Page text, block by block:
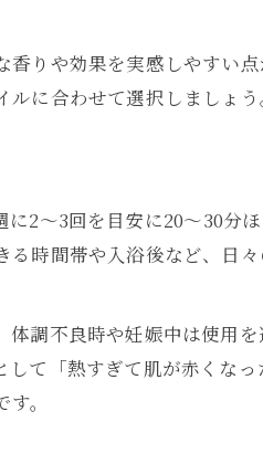
りや効果を実感しやすい
に合わせて選択しましょう
2～3回を目安に20～30分
時間帯や入浴後など、日
調不良時や妊娠中は使用
て「熱すぎて肌が赤くなっ
。